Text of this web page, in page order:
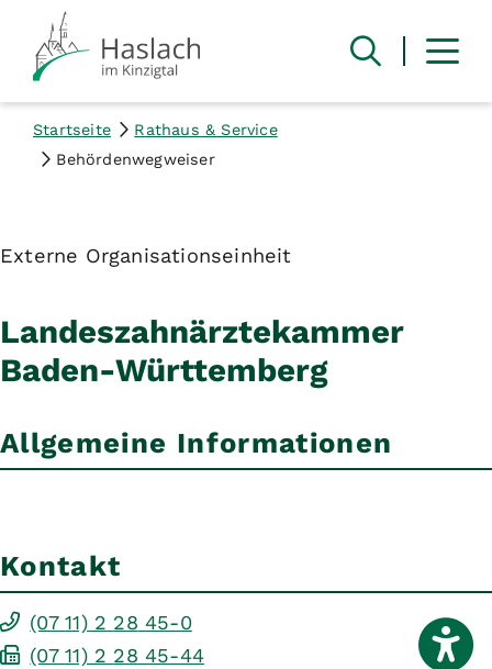
Startseite
Rathaus & Service
Behördenwegweiser
Externe Organisationseinheit
Landeszahnärztekammer
Baden-Württemberg
Allgemeine Informationen
Kontakt
(07 11) 2 28 45-0
(07 11) 2 28 45-44